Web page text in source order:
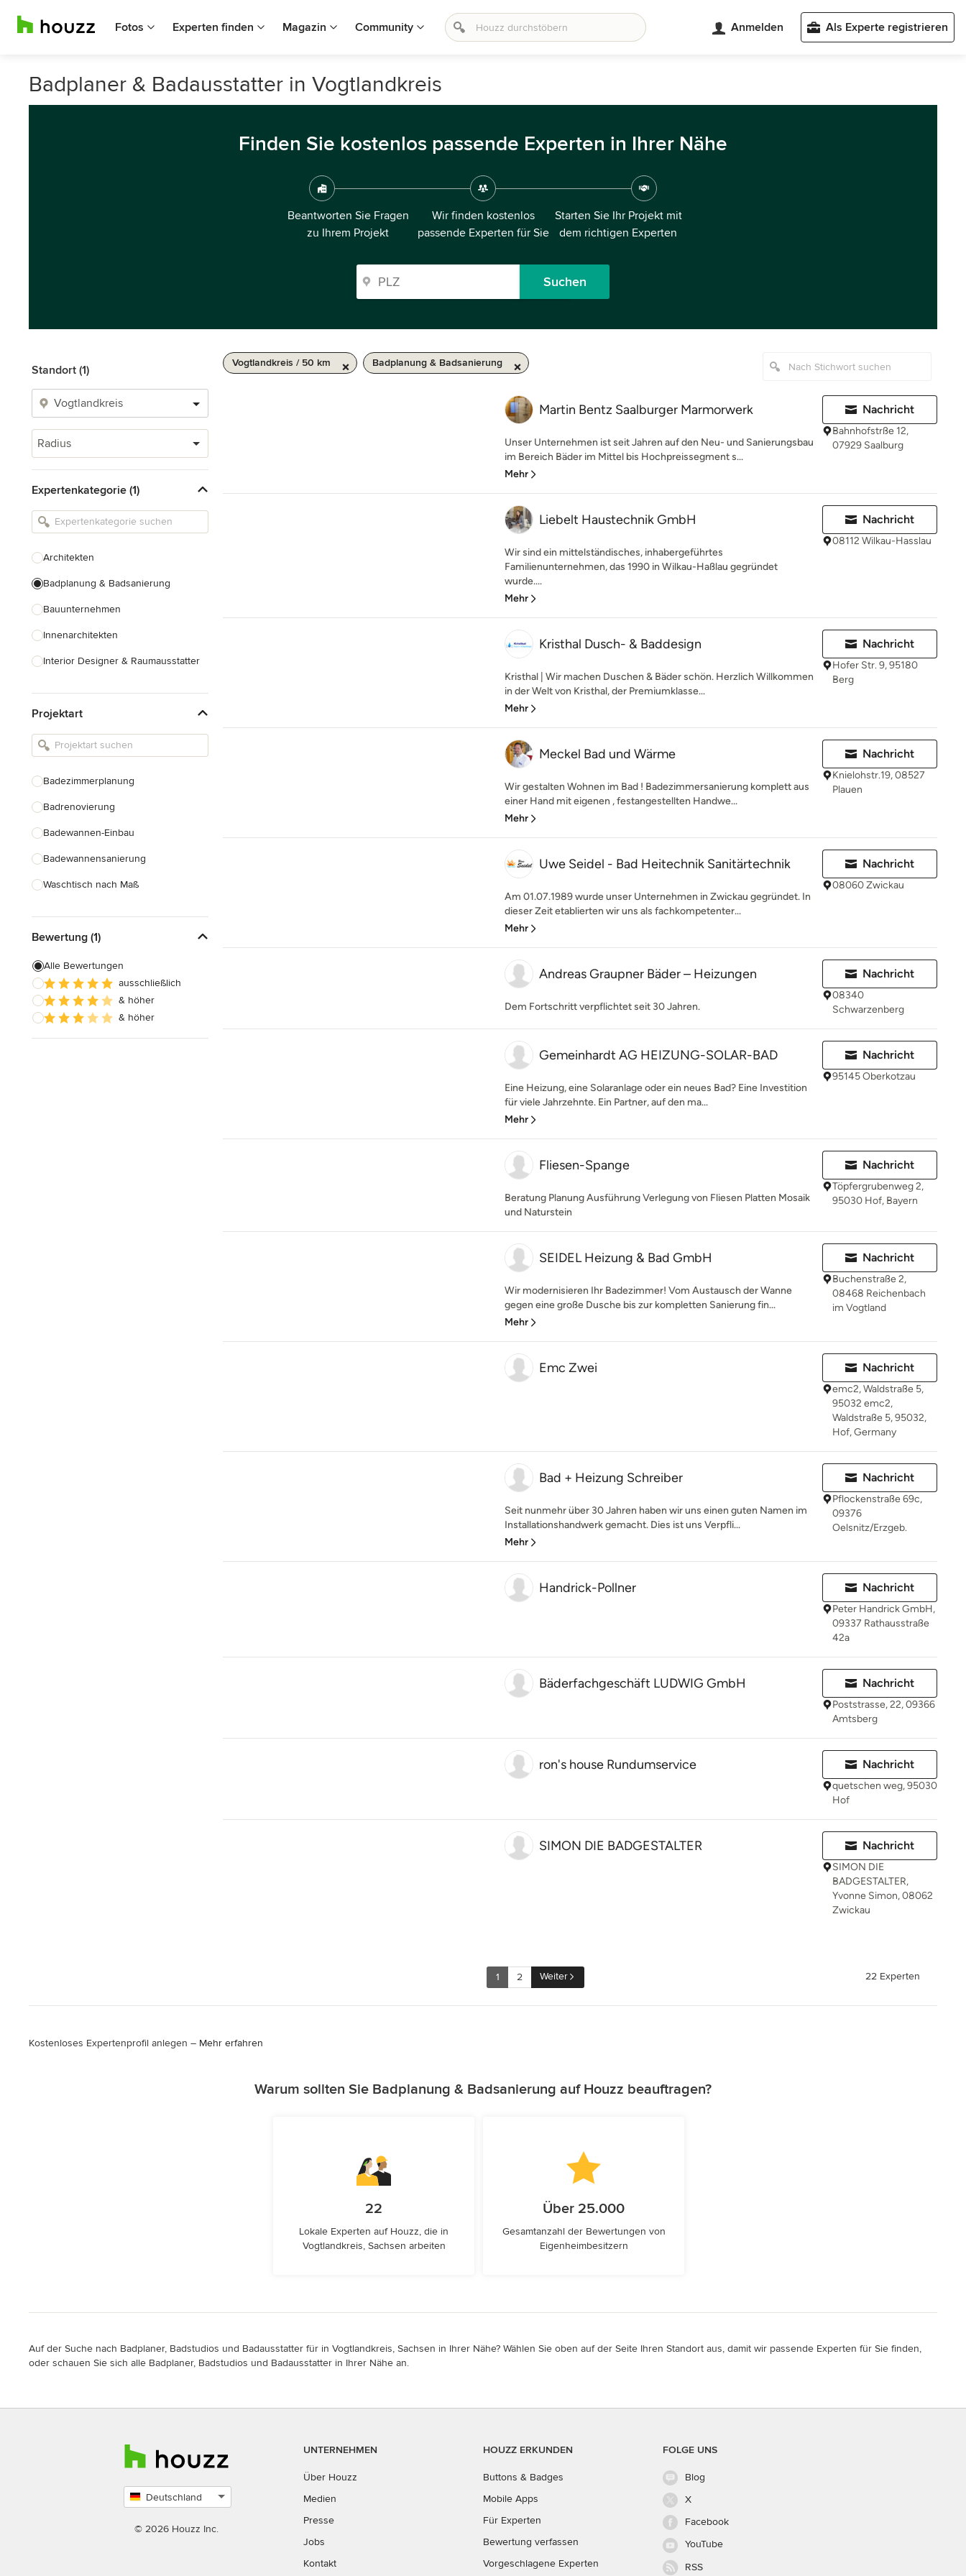
Fotos Experten finden Magazin Community Anmelden Als Experte registrieren
Badplaner & Badausstatter in Vogtlandkreis
Finden Sie kostenlos passende Experten in Ihrer Nähe
Beantworten Sie Fragen
zu Ihrem Projekt
Wir finden kostenlos
passende Experten für Sie
Starten Sie Ihr Projekt mit
dem richtigen Experten
Suchen
Standort (1)
Radius
Expertenkategorie (1)
Architekten
Badplanung & Badsanierung
Bauunternehmen
Innenarchitekten
Interior Designer & Raumausstatter
Landschaftsarchitekten
Armaturen & Sanitärbedarf
Einbauschränke
Projektart
Badezimmerplanung
Badrenovierung
Badewannen-Einbau
Badewannensanierung
Waschtisch nach Maß
Gäste-WC Renovierung
Fugenlose Badezimmer
Badezimmereinbau
Alle anzeigen
Bewertung (1)
Alle Bewertungen
ausschließlich
& höher
& höher
Vogtlandkreis / 50 km Badplanung & Badsanierung
Martin Bentz Saalburger Marmorwerk
Unser Unternehmen ist seit Jahren auf den Neu- und Sanierungsbau
im Bereich Bäder im Mittel bis Hochpreissegment s...
Mehr
Nachricht
Bahnhofstrße 12,
07929 Saalburg
Liebelt Haustechnik GmbH
Wir sind ein mittelständisches, inhabergeführtes
Familienunternehmen, das 1990 in Wilkau-Haßlau gegründet
wurde....
Mehr
Nachricht
08112 Wilkau-Hasslau
Kristhal Dusch- & Baddesign
Kristhal | Wir machen Duschen & Bäder schön. Herzlich Willkommen
in der Welt von Kristhal, der Premiumklasse...
Mehr
Nachricht
Hofer Str. 9, 95180
Berg
Meckel Bad und Wärme
Wir gestalten Wohnen im Bad ! Badezimmersanierung komplett aus
einer Hand mit eigenen , festangestellten Handwe...
Mehr
Nachricht
Knielohstr.19, 08527
Plauen
Uwe Seidel - Bad Heitechnik Sanitärtechnik
Am 01.07.1989 wurde unser Unternehmen in Zwickau gegründet. In
dieser Zeit etablierten wir uns als fachkompetenter...
Mehr
Nachricht
08060 Zwickau
Andreas Graupner Bäder – Heizungen
Dem Fortschritt verpflichtet seit 30 Jahren.
Nachricht
08340
Schwarzenberg
Gemeinhardt AG HEIZUNG-SOLAR-BAD
Eine Heizung, eine Solaranlage oder ein neues Bad? Eine Investition
für viele Jahrzehnte. Ein Partner, auf den ma...
Mehr
Nachricht
95145 Oberkotzau
Fliesen-Spange
Beratung Planung Ausführung Verlegung von Fliesen Platten Mosaik
und Naturstein
Nachricht
Töpfergrubenweg 2,
95030 Hof, Bayern
SEIDEL Heizung & Bad GmbH
Wir modernisieren Ihr Badezimmer! Vom Austausch der Wanne
gegen eine große Dusche bis zur kompletten Sanierung fin...
Mehr
Nachricht
Buchenstraße 2,
08468 Reichenbach
im Vogtland
Emc Zwei Nachricht
emc2, Waldstraße 5,
95032 emc2,
Waldstraße 5, 95032,
Hof, Germany
Bad + Heizung Schreiber
Seit nunmehr über 30 Jahren haben wir uns einen guten Namen im
Installationshandwerk gemacht. Dies ist uns Verpfli...
Mehr
Nachricht
Pflockenstraße 69c,
09376
Oelsnitz/Erzgeb.
Handrick-Pollner Nachricht
Peter Handrick GmbH,
09337 Rathausstraße
42a
Bäderfachgeschäft LUDWIG GmbH Nachricht
Poststrasse, 22, 09366
Amtsberg
ron's house Rundumservice Nachricht
quetschen weg, 95030
Hof
SIMON DIE BADGESTALTER Nachricht
SIMON DIE
BADGESTALTER,
Yvonne Simon, 08062
Zwickau
1 2 Weiter 22 Experten
Kostenloses Expertenprofil anlegen – Mehr erfahren
Warum sollten Sie Badplanung & Badsanierung auf Houzz beauftragen?
22
Lokale Experten auf Houzz, die in
Vogtlandkreis, Sachsen arbeiten
Über 25.000
Gesamtanzahl der Bewertungen von
Eigenheimbesitzern
Auf der Suche nach Badplaner, Badstudios und Badausstatter für in Vogtlandkreis, Sachsen in Ihrer Nähe? Wählen Sie oben auf der Seite Ihren Standort aus, damit wir passende Experten für Sie finden,
oder schauen Sie sich alle Badplaner, Badstudios und Badausstatter in Ihrer Nähe an.
Deutschland
auswählen
© 2026 Houzz Inc.
UNTERNEHMEN
Über Houzz
Medien
Presse
Jobs
Kontakt
HOUZZ ERKUNDEN
Buttons & Badges
Mobile Apps
Für Experten
Bewertung verfassen
Vorgeschlagene Experten
FOLGE UNS
Blog
X
Facebook
YouTube
RSS